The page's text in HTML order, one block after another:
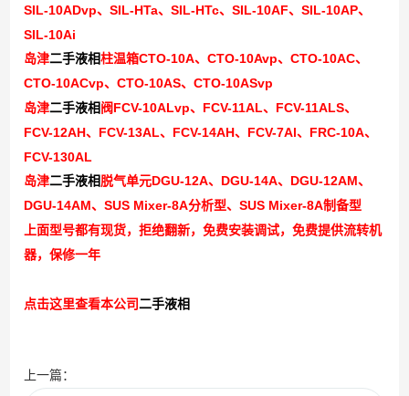
SIL-10ADvp、SIL-HTa、SIL-HTc、SIL-10AF、SIL-10AP、
SIL-10Ai
岛津二手液相柱温箱CTO-10A、CTO-10Avp、CTO-10AC、
CTO-10ACvp、CTO-10AS、CTO-10ASvp
岛津二手液相 阀 FCV-10ALvp、 FCV-11AL、 FCV-11ALS、
FCV-12AH、 FCV-13AL、 FCV-14AH、 FCV-7Al、 FRC-10A、
FCV-130AL
岛津二手液相 脱气单元DGU-12A、 DGU-14A、 DGU-12AM、
DGU-14AM、SUS Mixer-8A分析型、SUS Mixer-8A制备型
上面型号都有现货，拒绝翻新，免费安装调试，免费提供流转机
器，保修一年
点击这里查看本公司二手液相
上一篇：